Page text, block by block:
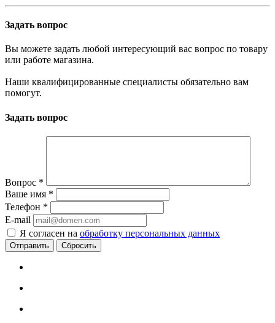
Задать вопрос
Вы можете задать любой интересующий вас вопрос по товару
или работе магазина.
Наши квалифицированные специалисты обязательно вам
помогут.
Задать вопрос
Вопрос *
Ваше имя *
Телефон *
E-mail
Я согласен на обработку персональных данных
Сбросить